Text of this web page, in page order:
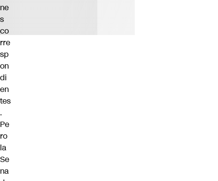
ne
s
co
rre
sp
on
di
en
tes
.
Pe
ro
la
Se
na